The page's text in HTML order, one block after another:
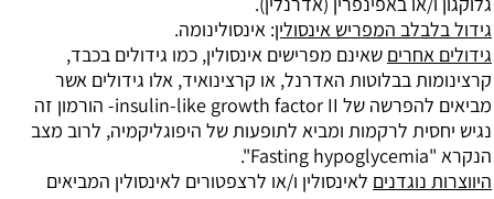
גידול בלבלב המפריש אינסולין: אינסולינומה.
גידולים אחרים שאינם מפרישים אינסולין, כמו גידולים בכבד,
קרצינומות בבלוטות האדרנל, או קרצינואיד, אלו גידולים אשר
מביאים להפרשה של insulin-like growth factor II- הורמון זה
נגיש יחסית לרקמות ומביא לתופעות של היפוגליקמיה, לרוב מצב
הנקרא "Fasting hypoglycemia".
היווצרות נוגדנים לאינסולין ו/או לרצפטורים לאינסולין המביאים